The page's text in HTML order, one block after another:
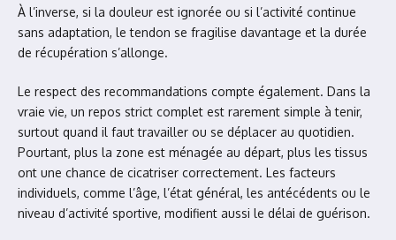
À l’inverse, si la douleur est ignorée ou si l’activité continue
sans adaptation, le tendon se fragilise davantage et la durée
de récupération s’allonge.
Le respect des recommandations compte également. Dans la
vraie vie, un repos strict complet est rarement simple à tenir,
surtout quand il faut travailler ou se déplacer au quotidien.
Pourtant, plus la zone est ménagée au départ, plus les tissus
ont une chance de cicatriser correctement. Les facteurs
individuels, comme l’âge, l’état général, les antécédents ou le
niveau d’activité sportive, modifient aussi le délai de guérison.